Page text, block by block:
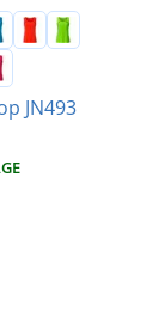
JN493